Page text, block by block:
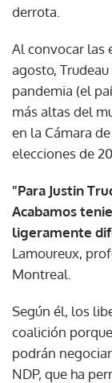
derrota.
Al convocar las
agosto,
pandemia (el
más altas del
en la Cámara
elecciones de
"Para Justin
Acabamos
ligeramente
Lamoureux,
Montreal.
Según él, los
coalición
podrán
NDP, que ha